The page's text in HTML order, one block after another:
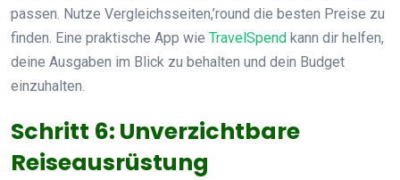
passen. Nutze Vergleichsseiten,’round die besten Preise zu
finden. Eine praktische App wie TravelSpend kann dir helfen,
deine Ausgaben im Blick zu behalten und dein Budget
einzuhalten.
Schritt 6: Unverzichtbare
Reiseausrüstung